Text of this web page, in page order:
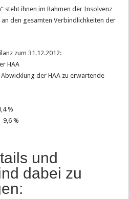
steht ihnen im Rahmen der Insolvenz
den gesamten Verbindlichkeiten der
zum 31.12.2012:
HAA
der HAA zu erwartende
%
9,6 %
und
dabei zu